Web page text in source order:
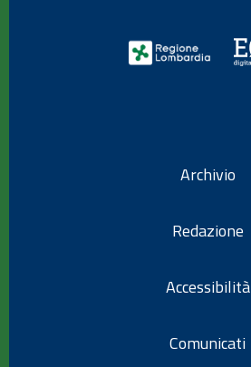
Archivio
Redazione
Accessibilità
Comunicati